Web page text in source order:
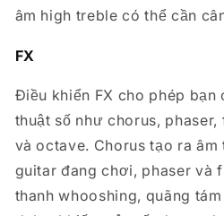
âm high treble có thể cần
FX
Điều khiển FX cho phép bạn
thuật số như chorus,
và octave. Chorus tạo ra âm
guitar đang chơi, phaser và
thanh whooshing, quãng